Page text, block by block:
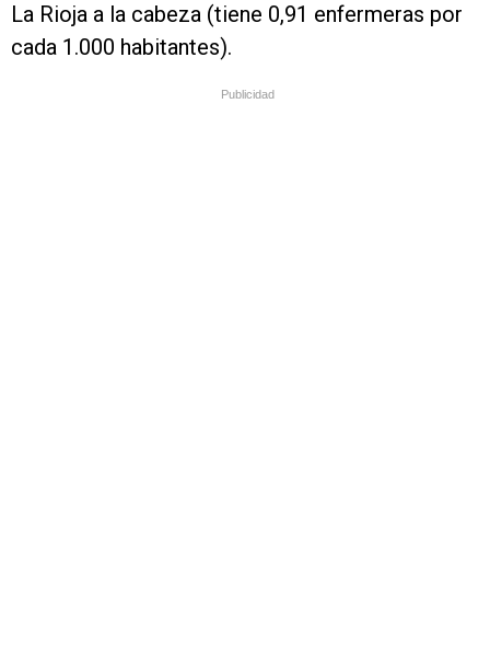
La Rioja a la cabeza (tiene 0,91 enfermeras por
cada 1.000 habitantes).
Publicidad